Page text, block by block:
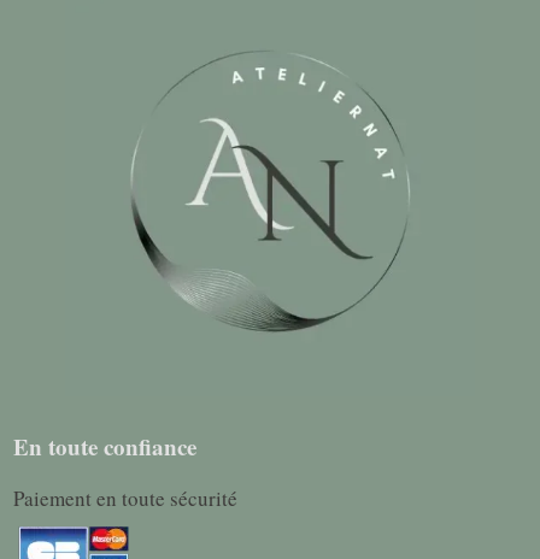
En toute confiance
Paiement en toute sécurité